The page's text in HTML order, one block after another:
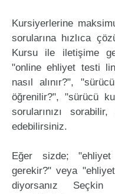
Kursiyerlerine
sorularına hızlıca
Kursu ile iletişime
"online ehliyet testi
nasıl alınır?",
öğrenilir?", "sürücü
sorularınızı
edebilirsiniz.
Eğer sizde;
gerekir?" veya
diyorsanız